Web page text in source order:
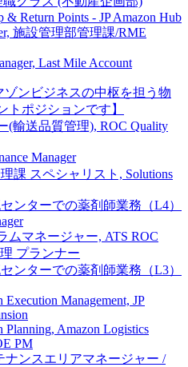
& Return Points - JP Amazon Hub
施設管理部管理課/RME
Last Mile Account
ゾンビジネスの中枢を担う物
トポジションです】
(輸送品質管理), ROC Quality
Manager
課 スペシャリスト, Solutions
ンターでの薬剤師業務（L4）
マネージャー, ATS ROC
プランナー
ンターでの薬剤師業務（L3）
Execution Management, JP
Planning, Amazon Logistics
PM
ナンスエリアマネージャー /